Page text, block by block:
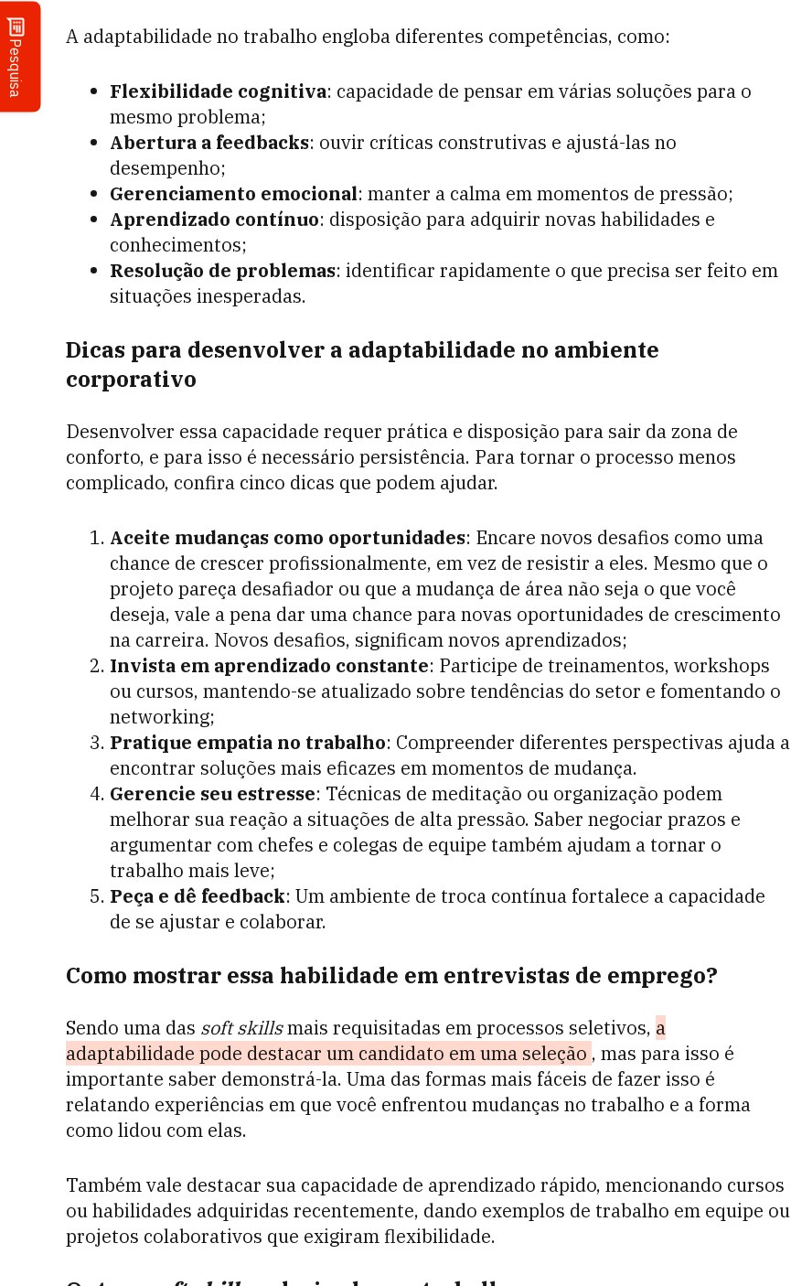
Pesquisa
A adaptabilidade no trabalho engloba diferentes competências, como:
Flexibilidade cognitiva: capacidade de pensar em várias soluções para o
mesmo problema;
Abertura a feedbacks: ouvir críticas construtivas e ajustá-las no
desempenho;
Gerenciamento emocional: manter a calma em momentos de pressão;
Aprendizado contínuo: disposição para adquirir novas habilidades e
conhecimentos;
Resolução de problemas: identificar rapidamente o que precisa ser feito em
situações inesperadas.
Dicas para desenvolver a adaptabilidade no ambiente
corporativo
Desenvolver essa capacidade requer prática e disposição para sair da zona de
conforto, e para isso é necessário persistência. Para tornar o processo menos
complicado, confira cinco dicas que podem ajudar.
Aceite mudanças como oportunidades: Encare novos desafios como uma
chance de crescer profissionalmente, em vez de resistir a eles. Mesmo que o
projeto pareça desafiador ou que a mudança de área não seja o que você
deseja, vale a pena dar uma chance para novas oportunidades de crescimento
na carreira. Novos desafios, significam novos aprendizados;
Invista em aprendizado constante: Participe de treinamentos, workshops
ou cursos, mantendo-se atualizado sobre tendências do setor e fomentando o
networking;
Pratique empatia no trabalho: Compreender diferentes perspectivas ajuda a
encontrar soluções mais eficazes em momentos de mudança.
Gerencie seu estresse: Técnicas de meditação ou organização podem
melhorar sua reação a situações de alta pressão. Saber negociar prazos e
argumentar com chefes e colegas de equipe também ajudam a tornar o
trabalho mais leve;
Peça e dê feedback: Um ambiente de troca contínua fortalece a capacidade
de se ajustar e colaborar.
Como mostrar essa habilidade em entrevistas de emprego?
Sendo uma das soft skillsmais requisitadas em processos seletivos, a
adaptabilidade pode destacar um candidato em uma seleção , mas para isso é
importante saber demonstrá-la. Uma das formas mais fáceis de fazer isso é
relatando experiências em que você enfrentou mudanças no trabalho e a forma
como lidou com elas.
Também vale destacar sua capacidade de aprendizado rápido, mencionando cursos
ou habilidades adquiridas recentemente, dando exemplos de trabalho em equipe ou
projetos colaborativos que exigiram flexibilidade.